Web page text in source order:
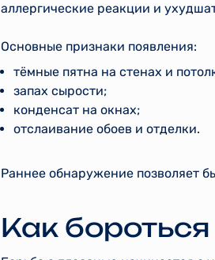
аллергические реакции и
Основные признаки появления:
тёмные пятна на стенах и
запах сырости;
конденсат на окнах;
отслаивание обоев и отделки.
Раннее обнаружение позволяет
Как